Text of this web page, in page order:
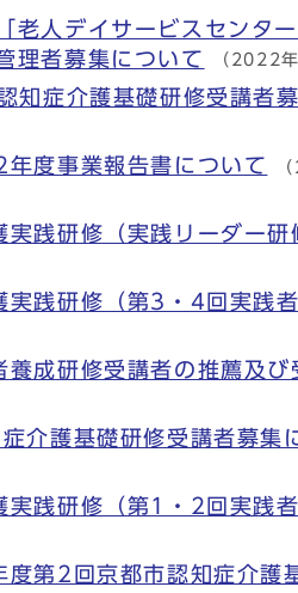
老人デイサービスセンタ
理者募集について （2022
知症介護基礎研修受講者
度事業報告書について
践研修（実践リーダー研
践研修（第3・4回実践
成研修受講者の推薦及び
介護基礎研修受講者募集
践研修（第1・2回実践
度第2回京都市認知症介護